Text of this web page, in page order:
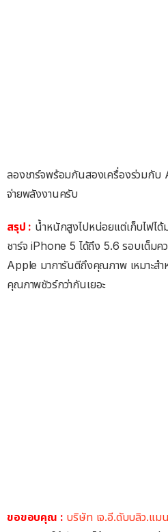
ลองชาร์จพร้อมกันสองเครื่องร่วมกับ
จ่ายพลังงานครับ
สรุป : น้ำหนักสูงไปหน่อยแต่เก็บไฟได้
ชาร์จ iPhone 5 ได้ถึง 5.6 รอบเต็มค
Apple มาการันตีถึงคุณภาพ เหมาะส
คุณภาพชัวร์กว่ากันเยอะ
ขอขอบคุณ : บริษัท เจ.อี.ดับบลิว.แม